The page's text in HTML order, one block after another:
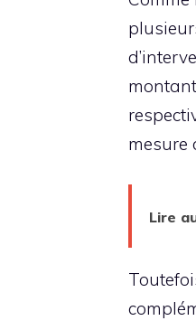
mesure
Lire